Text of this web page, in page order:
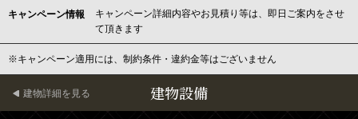
キャンペーン情報
キャンペーン詳細内容やお見積り等は、即日ご案内をさせ
て頂きます
※キャンペーン適用には、制約条件・違約金等はございません
建物設備
建物詳細を見る